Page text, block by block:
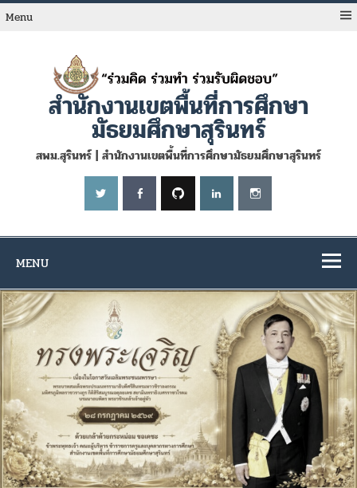
Skip
toMenu
สำนักงานเขตพื้นที่การศึกษา
มัธยมศึกษาสุรินทร์
สพม.สุรินทร์ | สำนักงานเขตพื้นที่การศึกษามัธยมศึกษาสุรินทร์
MENU